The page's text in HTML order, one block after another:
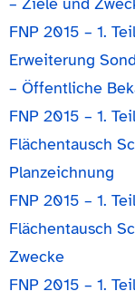
FNP 2015 – 1.
Erweiterung
– Öffentliche
FNP 2015 – 1.
Flächentausch
Planzeichnung
FNP 2015 – 1.
Flächentausch
Zwecke
FNP 2015 – 1.